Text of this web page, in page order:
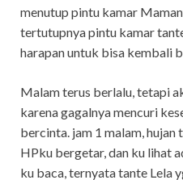
menutup pintu kamar
tertutupnya pintu kamar
harapan untuk bisa kembali
Malam terus berlalu, tetapi
karena gagalnya mencuri
bercinta. jam 1 malam,
HPku bergetar, dan ku lihat
ku baca, ternyata tante Lela